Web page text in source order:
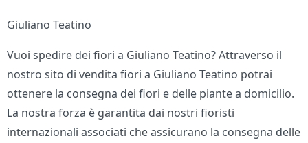
Giuliano Teatino
Vuoi spedire dei fiori a Giuliano Teatino? Attraverso il
nostro sito di vendita fiori a Giuliano Teatino potrai
ottenere la consegna dei fiori e delle piante a domicilio.
La nostra forza è garantita dai nostri fioristi
internazionali associati che assicurano la consegna delle